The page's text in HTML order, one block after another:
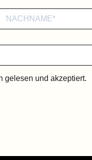
gelesen und akzeptiert.